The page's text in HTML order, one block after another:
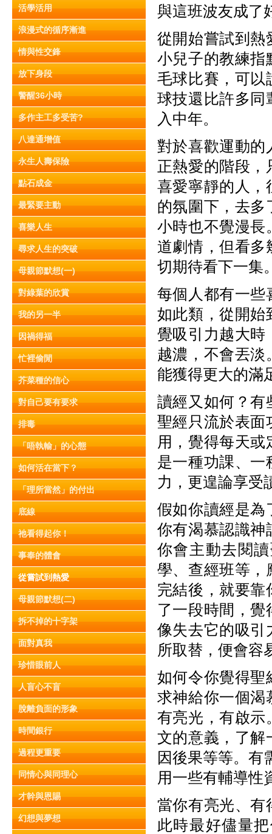
活學活用
浪漫式的循序漸進
情與性交鋒
放下身段
警醒36小時
多作主工多受苦?
八達通增值
永生人壽保險
點石成金
最緊要主動
喜樂人生
尋求人生的突破
母親節默想(一)
對綠葉的欣賞
我的另一半
因禍得福
忙裡偷閒
芥菜種的信心
對自己要有要求
排毒
「唔執輸」的心態
如何活在當下？
「理所當然」的付出
底線
祂看得起你！
事奉的體會
從嘗試到熱愛
母親節默想(二)
拆不掉的十字架
面對真我
珍惜眼前人
人盲心不盲
脫離負面的形象
時間銀行
過程更重要
同情心與同理心
才幹與恩賜
幻想與夢想
與這班波友成了
從開始嘗試到熱
小兒子的教練指
毛球比賽，可以
球技還比許多同
入中年。
對於喜歡運動的
正熱愛的階段，
喜愛寧靜的人，
的氛圍下，去多
小時也不覺漫長
道劇情，但看多
切期待看下一集
每個人都有一
如此類，從開始
覺吸引力越大時
越濃，不會丟淡
能獲得更大的滿
讀經又如何？有
聖經只流於表面
用，覺得每天
是一種功課、一
力，更遑論享受
假如你讀經是為
你有渴慕認識神
你會主動去閱
學、查經班等，
完結後，就要靠
了一段時間，
像失去它的吸引
所取替，便會容
如何令你覺得聖
求神給你一個渴
有亮光，有啟示
文的意義，了解
因後果等等。有
用一些有輔導性
當你有亮光、有
此時最好儘量